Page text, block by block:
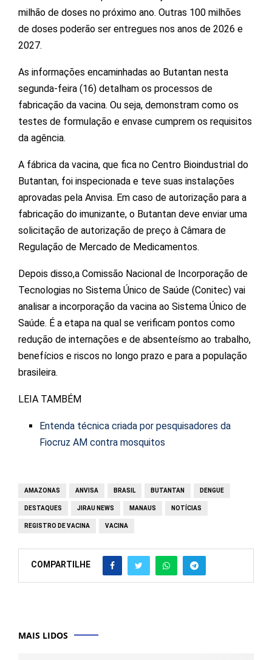
milhão de doses no próximo ano. Outras 100 milhões
de doses poderão ser entregues nos anos de 2026 e
2027.
As informações encaminhadas ao Butantan nesta
segunda-feira (16) detalham os processos de
fabricação da vacina. Ou seja, demonstram como os
testes de formulação e envase cumprem os requisitos
da agência.
A fábrica da vacina, que fica no Centro Bioindustrial do
Butantan, foi inspecionada e teve suas instalações
aprovadas pela Anvisa. Em caso de autorização para a
fabricação do imunizante, o Butantan deve enviar uma
solicitação de autorização de preço à Câmara de
Regulação de Mercado de Medicamentos.
Depois disso,a Comissão Nacional de Incorporação de
Tecnologias no Sistema Único de Saúde (Conitec) vai
analisar a incorporação da vacina ao Sistema Único de
Saúde. É a etapa na qual se verificam pontos como
redução de internações e de absenteísmo ao trabalho,
benefícios e riscos no longo prazo e para a população
brasileira.
LEIA TAMBÉM
Entenda técnica criada por pesquisadores da
Fiocruz AM contra mosquitos
AMAZONAS ANVISA BRASIL BUTANTAN DENGUE
DESTAQUES JIRAU NEWS MANAUS NOTÍCIAS
REGISTRO DE VACINA VACINA
COMPARTILHE
MAIS LIDOS